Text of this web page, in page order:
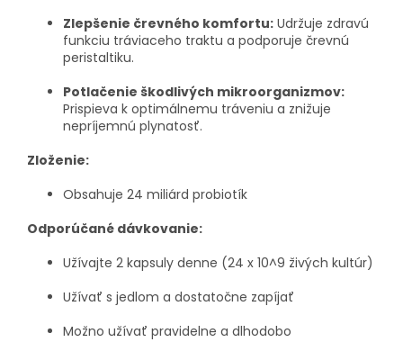
Zlepšenie črevného komfortu: Udržuje zdravú
funkciu tráviaceho traktu a podporuje črevnú
peristaltiku.
Potlačenie škodlivých mikroorganizmov:
Prispieva k optimálnemu tráveniu a znižuje
nepríjemnú plynatosť.
Zloženie:
Obsahuje 24 miliárd probiotík
Odporúčané dávkovanie:
Užívajte 2 kapsuly denne (24 x 10^9 živých kultúr)
Užívať s jedlom a dostatočne zapíjať
Možno užívať pravidelne a dlhodobo